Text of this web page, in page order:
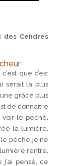
des Cendres
que c’est
serait la plus
grâce plus
de connaître
le péché,
la lumière.
le péché je ne
rentre,
pensé, ce